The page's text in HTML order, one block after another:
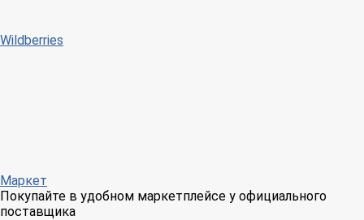
Wildberries
Маркет
Покупайте в удобном маркетплейсе у официального
поставщика